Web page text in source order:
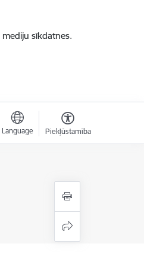
sīkdatnes.
Language Piekļūstamība